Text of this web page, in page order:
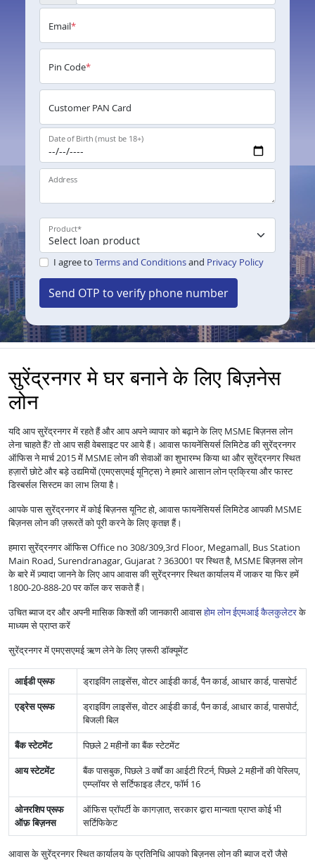
Email*
Pin Code*
Customer PAN Card
Date of Birth (must be 18+)
Address
Product*
I agree to Terms and Conditionsand Privacy Policy
Send OTP to verify phone number
सुरेंद्रनगर मे घर बनाने के लिए बिज़नेस
लोन
यदि आप सुरेंद्रनगर में रहते हैं और आप अपने व्यापार को बढ़ाने के लिए MSME बिज़नस लोन
लेना चाहते हैं? तो आप सही वेबसाइट पर आये हैं। आवास फायनेंसियर्स लिमिटेड की सुरेंद्रनगर
ऑफिस ने मार्च 2015 में MSME लोन की सेवाओं का शुभारम्भ किया था और सुरेंद्रनगर स्थित
हज़ारों छोटे और बड़े उद्यमियों (एमएसएमई यूनिट्स) ने हमारे आसान लोन प्रक्रिया और फास्ट
डिस्बर्सल सिस्टम का लाभ लिया है।
आपके पास सुरेंद्रनगर में कोई बिज़नस यूनिट हो, आवास फायनेंसियर्स लिमिटेड आपकी MSME
बिज़नस लोन की ज़रूरतें को पूरी करने के लिए कृतज्ञ हैं।
हमारा सुरेंद्रनगर ऑफिस Office no 308/309,3rd Floor, Megamall, Bus Station
Main Road, Surendranagar, Gujarat ? 363001 पर स्थित है, MSME बिज़नस लोन
के बारे में ज़्यादा जानने के लिए आप आवास की सुरेंद्रनगर स्थित कार्यालय में जाकर या फिर हमें
1800-20-888-20 पर कॉल कर सकते हैं।
उचित ब्याज दर और अपनी मासिक किश्तों की जानकारी आवासहोम लोन ईएमआई कैलकुलेटरके
माध्यम से प्राप्त करें
सुरेंद्रनगर में एमएसएमई ऋण लेने के लिए ज़रूरी डॉक्यूमेंट
आईडी प्रूफ
ड्राइविंग लाइसेंस, वोटर आईडी कार्ड, पैन कार्ड, आधार कार्ड, पासपोर्ट
एड्रेस प्रूफ
ड्राइविंग लाइसेंस, वोटर आईडी कार्ड, पैन कार्ड, आधार कार्ड, पासपोर्ट,
बिजली बिल
बैंक स्टेटमेंट
पिछले 2 महीनों का बैंक स्टेटमेंट
आय स्टेटमेंट
बैंक पासबुक, पिछले 3 वर्षों का आईटी रिटर्न, पिछले 2 महीनों की पेस्लिप,
एम्प्लॉयर से सर्टिफाइड लैटर, फॉर्म 16
ओनरशिप प्रूफ
ऑफ़ बिज़नस
ऑफिस प्रॉपर्टी के कागज़ात, सरकार द्वारा मान्यता प्राप्त कोई भी
सर्टिफिकेट
आवास के सुरेंद्रनगर स्थित कार्यालय के प्रतिनिधि आपको बिज़नस लोन की ब्याज दरों जैसे